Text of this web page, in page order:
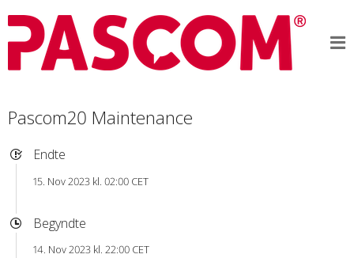
Pascom20 Maintenance
Endte
15. Nov 2023 kl. 02:00 CET
Begyndte
14. Nov 2023 kl. 22:00 CET